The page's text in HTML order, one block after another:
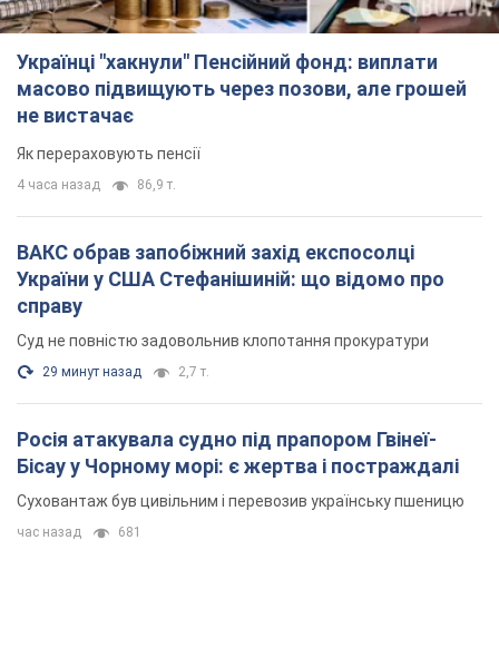
Українці "хакнули" Пенсійний фонд: виплати
масово підвищують через позови, але грошей
не вистачає
Як перераховують пенсії
4 часа назад 86,9 т.
ВАКС обрав запобіжний захід експосолці
України у США Стефанішиній: що відомо про
справу
Суд не повністю задовольнив клопотання прокуратури
29 минут назад 2,7 т.
Росія атакувала судно під прапором Гвінеї-
Бісау у Чорному морі: є жертва і постраждалі
Суховантаж був цивільним і перевозив українську пшеницю
час назад 681